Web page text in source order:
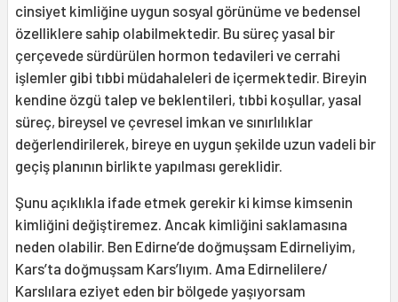
cinsiyet kimliğine uygun sosyal görünüme ve bedensel
özelliklere sahip olabilmektedir. Bu süreç yasal bir
çerçevede sürdürülen hormon tedavileri ve cerrahi
işlemler gibi tıbbi müdahaleleri de içermektedir. Bireyin
kendine özgü talep ve beklentileri, tıbbi koşullar, yasal
süreç, bireysel ve çevresel imkan ve sınırlılıklar
değerlendirilerek, bireye en uygun şekilde uzun vadeli bir
geçiş planının birlikte yapılması gereklidir.
Şunu açıklıkla ifade etmek gerekir ki kimse kimsenin
kimliğini değiştiremez. Ancak kimliğini saklamasına
neden olabilir. Ben Edirne’de doğmuşsam Edirneliyim,
Kars’ta doğmuşsam Kars’lıyım. Ama Edirnelilere/
Karslılara eziyet eden bir bölgede yaşıyorsam